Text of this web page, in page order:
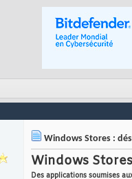
Windows Stores :
Windows
Des applications soumises